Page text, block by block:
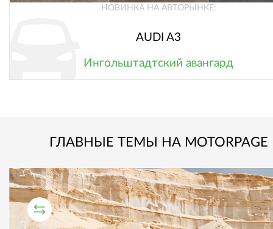
НОВИНКА НА АВТОРЫНКЕ:
AUDI A3
Ингольштадтский авангард
ГЛАВНЫЕ ТЕМЫ НА MOTORPAGE
СРАВНИТЕЛЬНЫЙ ТЕСТ